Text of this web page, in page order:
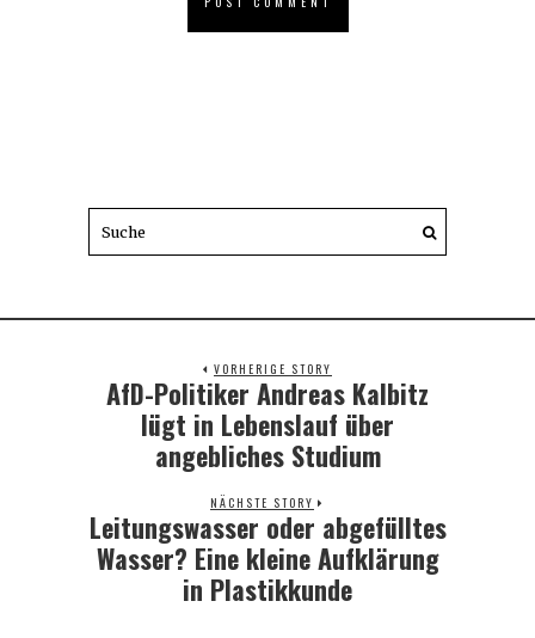
VORHERIGE STORY
Previous
post:
AfD-Politiker Andreas Kalbitz
lügt in Lebenslauf über
angebliches Studium
NÄCHSTE STORY
Next
post:
Leitungswasser oder abgefülltes
Wasser? Eine kleine Aufklärung
in Plastikkunde